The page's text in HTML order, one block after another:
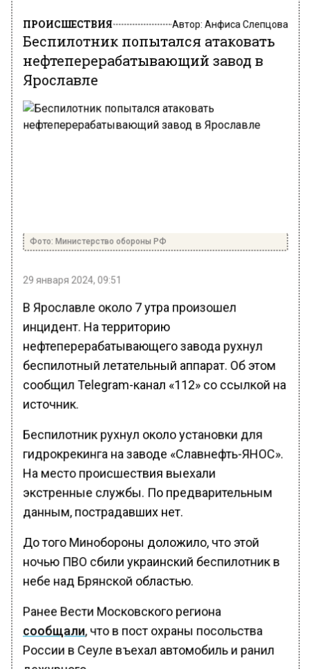
ПРОИСШЕСТВИЯ Автор: Анфиса Слепцова
Беспилотник попытался атаковать
нефтеперерабатывающий завод в
Ярославле
Фото: Министерство обороны РФ
29 января 2024, 09:51
В Ярославле около 7 утра произошел
инцидент. На территорию
нефтеперерабатывающего завода рухнул
беспилотный летательный аппарат. Об этом
сообщил Telegram-канал «112» со ссылкой на
источник.
Беспилотник рухнул около установки для
гидрокрекинга на заводе «Славнефть-ЯНОС».
На место происшествия выехали
экстренные службы. По предварительным
данным, пострадавших нет.
До того Минобороны доложило, что этой
ночью ПВО сбили украинский беспилотник в
небе над Брянской областью.
Ранее Вести Московского региона
сообщали, что в пост охраны посольства
России в Сеуле въехал автомобиль и ранил